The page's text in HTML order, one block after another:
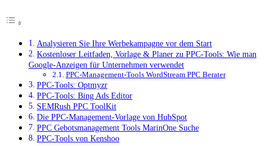
Analysieren Sie Ihre Werbekampagne vor dem Start
Kostenloser Leitfaden, Vorlage & Planer zu PPC-Tools: Wie man
Google-Anzeigen für Unternehmen verwendet
PPC-Management-Tools WordStream PPC Berater
PPC-Tools: Optmyzr
PPC-Tools: Bing Ads Editor
SEMRush PPC ToolKit
Die PPC-Management-Vorlage von HubSpot
PPC Gebotsmanagement Tools MarinOne Suche
PPC-Tools von Kenshoo